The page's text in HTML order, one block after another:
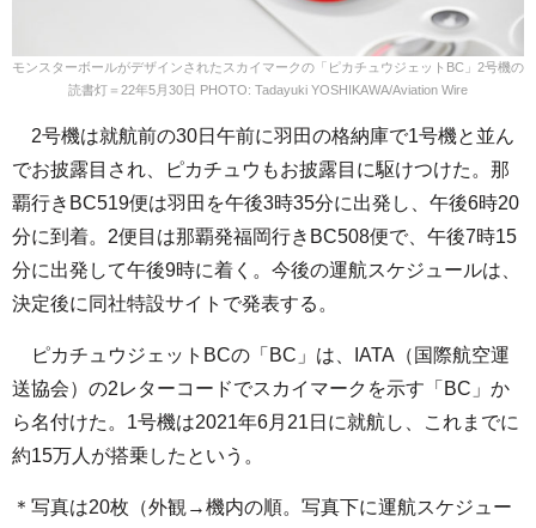
モンスターボールがデザインされたスカイマークの「ピカチュウジェットBC」2号機の
読書灯＝22年5月30日 PHOTO: Tadayuki YOSHIKAWA/Aviation Wire
2号機は就航前の30日午前に羽田の格納庫で1号機と並ん
でお披露目され、ピカチュウもお披露目に駆けつけた。那
覇行きBC519便は羽田を午後3時35分に出発し、午後6時20
分に到着。2便目は那覇発福岡行きBC508便で、午後7時15
分に出発して午後9時に着く。今後の運航スケジュールは、
決定後に同社特設サイトで発表する。
ピカチュウジェットBCの「BC」は、IATA（国際航空運
送協会）の2レターコードでスカイマークを示す「BC」か
ら名付けた。1号機は2021年6月21日に就航し、これまでに
約15万人が搭乗したという。
＊写真は20枚（外観→機内の順。写真下に運航スケジュー